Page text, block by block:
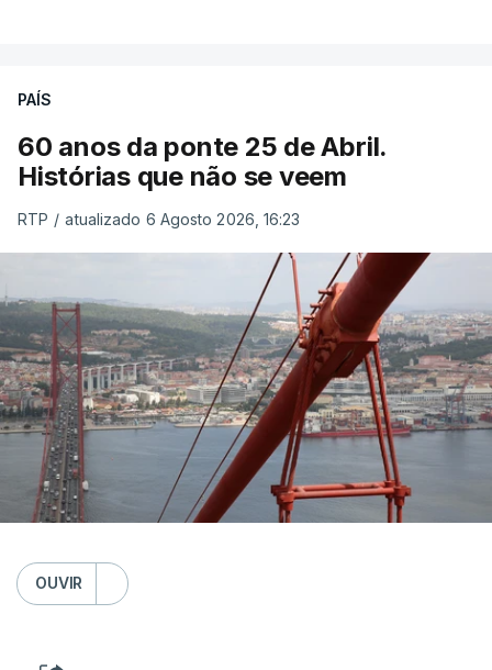
PAÍS
60 anos da ponte 25 de Abril.
Histórias que não se veem
RTP / atualizado 6 Agosto 2026, 16:23
OUVIR